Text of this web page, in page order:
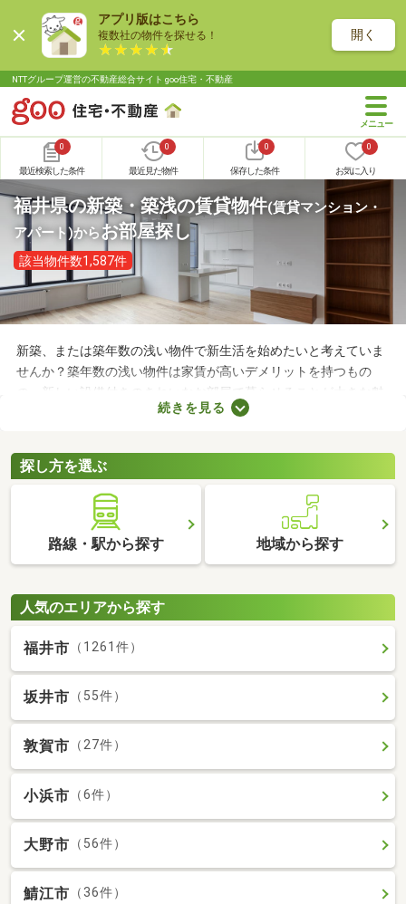
アプリ版はこちら
複数社の物件を探せる！ 開く
NTTグループ運営の不動産総合サイト goo住宅・不動産
0
最近検索した条件
0
最近見た物件
0
保存した条件
0
お気に入り
福井県の新築・築浅の賃貸物件(賃貸マンション・
アパート)からお部屋探し
該当物件数1,587件
新築、または築年数の浅い物件で新生活を始めたいと考えていま
せんか？築年数の浅い物件は家賃が高いデメリットを持つもの
の、新しい設備付きのきれいなお部屋で暮らせることが大きな魅
力。なかには家賃を抑えた物件もあるので、無理なく借りられる
なるお部屋を見つけてみてください。
続きを見る
探し方を選ぶ
路線・駅から探す 地域から探す
人気のエリアから探す
福井市 （1261件）
坂井市 （55件）
敦賀市 （27件）
小浜市 （6件）
大野市 （56件）
鯖江市 （36件）